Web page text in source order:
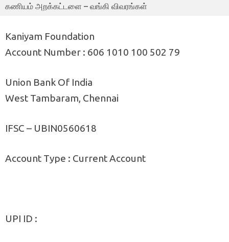
கணியம் அறக்கட்டளை – வங்கி விவரங்கள்
Kaniyam Foundation
Account Number : 606 1010 100 502 79
Union Bank Of India
West Tambaram, Chennai
IFSC – UBIN0560618
Account Type : Current Account
UPI ID :